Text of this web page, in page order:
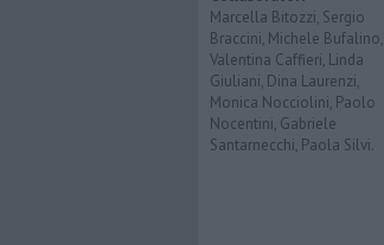
Marcella Bitozzi, Sergio
Braccini, Michele Bufalino,
Valentina Caffieri, Linda
Giuliani, Dina Laurenzi,
Monica Nocciolini, Paolo
Nocentini, Gabriele
Santarnecchi, Paola Silvi.